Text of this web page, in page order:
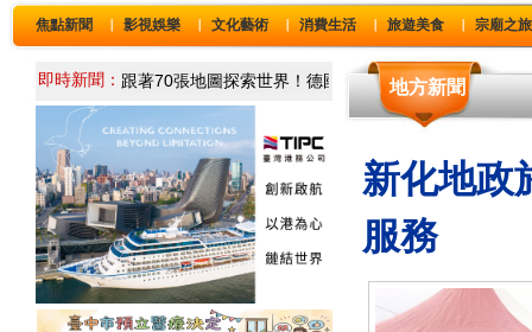
焦點新聞 影視娛樂 文化藝術 消費生活 旅遊美食 宗廟之旅
即時新聞： 地方新聞
新化地政
服務